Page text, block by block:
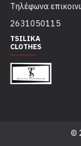
Τηλέφωνα
2631050115
TSILIKA
CLOTHES
©